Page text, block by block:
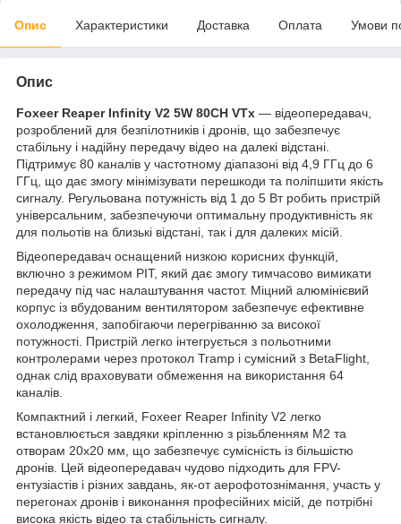
Опис Характеристики Доставка Оплата Умови
Опис
Foxeer Reaper Infinity V2 5W 80CH VTx — відеопередавач,
розроблений для безпілотників і дронів, що забезпечує
стабільну і надійну передачу відео на далекі відстані.
Підтримує 80 каналів у частотному діапазоні від 4,9 ГГц до 6
ГГц, що дає змогу мінімізувати перешкоди та поліпшити якість
сигналу. Регульована потужність від 1 до 5 Вт робить пристрій
універсальним, забезпечуючи оптимальну продуктивність як
для польотів на близькі відстані, так і для далеких місій.
Відеопередавач оснащений низкою корисних функцій,
включно з режимом PIT, який дає змогу тимчасово вимикати
передачу під час налаштування частот. Міцний алюмінієвий
корпус із вбудованим вентилятором забезпечує ефективне
охолодження, запобігаючи перегріванню за високої
потужності. Пристрій легко інтегрується з польотними
контролерами через протокол Tramp і сумісний з BetaFlight,
однак слід враховувати обмеження на використання 64
каналів.
Компактний і легкий, Foxeer Reaper Infinity V2 легко
встановлюється завдяки кріпленню з різьбленням M2 та
отворам 20x20 мм, що забезпечує сумісність із більшістю
дронів. Цей відеопередавач чудово підходить для FPV-
ентузіастів і різних завдань, як-от аерофотознімання, участь у
перегонах дронів і виконання професійних місій, де потрібні
висока якість відео та стабільність сигналу.